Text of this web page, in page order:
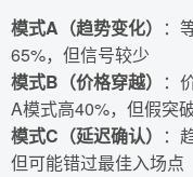
模式A（趋势变化） ：
65%，但信号较少
模式B（价格穿越） ：
A模式高40%，但假突
模式C（延迟确认） ：
但可能错过最佳入场点